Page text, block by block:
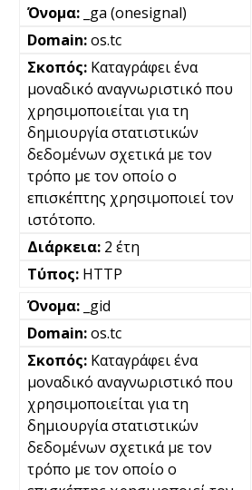
_ga (onesignal)
os.tc
Καταγράφει ένα
μοναδικό αναγνωριστικό που
χρησιμοποιείται για τη
δημιουργία στατιστικών
δεδομένων σχετικά με τον
τρόπο με τον οποίο ο
επισκέπτης χρησιμοποιεί τον
ιστότοπο.
2 έτη
HTTP
_gid
os.tc
Καταγράφει ένα
μοναδικό αναγνωριστικό που
χρησιμοποιείται για τη
δημιουργία στατιστικών
δεδομένων σχετικά με τον
τρόπο με τον οποίο ο